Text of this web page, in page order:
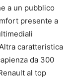
a un pubblico
presente a
caratteristica
da 300
al top